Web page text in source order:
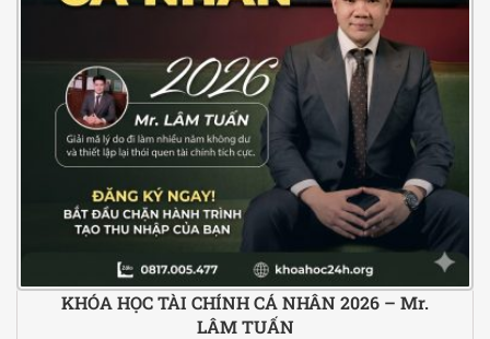
KHÓA HỌC TÀI CHÍNH CÁ NHÂN 2026 – Mr.
LÂM TUẤN